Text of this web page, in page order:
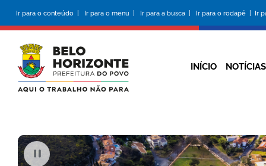
Ir para o conteúdo | Ir para o menu | Ir para a busca | Ir para o rodapé | Ir
INÍCIO NOTÍCIAS
PAUSAR